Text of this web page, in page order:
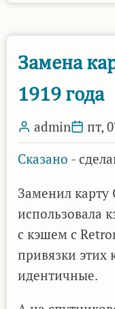
года
Замена
1919 года
admin
пт,
Сказано -
Заменил карту
использовала
с кэшем с
привязки этих
идентичные.